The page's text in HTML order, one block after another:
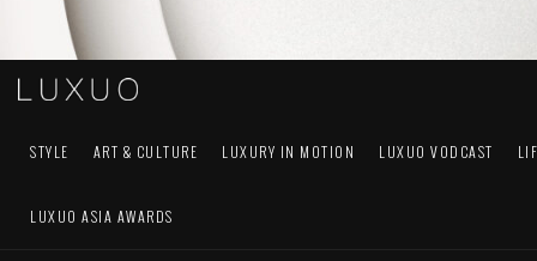
STYLE ART & CULTURE LUXURY IN MOTION LUXUO VODCAST
LUXUO ASIA AWARDS